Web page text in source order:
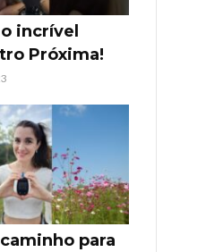
incrível
Próxima!
para